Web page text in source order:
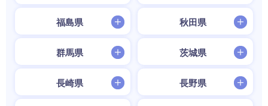
福島県 秋田県
群馬県 茨城県
長崎県 長野県